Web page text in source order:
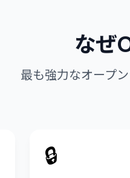
なぜ
最も強力なオープ
🔒